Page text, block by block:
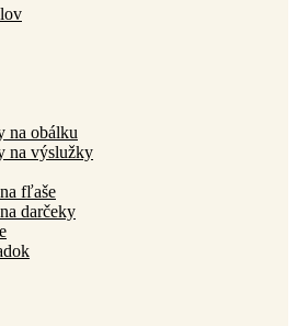
na obálku
na výslužky
fľaše
darčeky